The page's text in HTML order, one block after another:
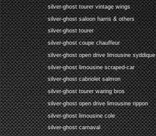
silver-ghost tourer vintage wings
silver-ghost saloon harris & others
silver-ghost tourer
silver-ghost coupe chauffeur
silver-ghost open drive limousine syddique
silver-ghost limousine scraped-car
silver-ghost cabriolet salmon
silver-ghost tourer waring bros
silver-ghost open drive limousine rippon
silver-ghost limousine cole
silver-ghost carnaval